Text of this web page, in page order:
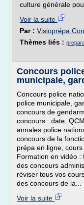
culture générale
Voir la suite
Par : Visioprépa
Thèmes liés :
Concours
municipale,
Concours police
police municipale,
concours de
concours : date,
annales police
concours de la
prépa en ligne,
Formation en vidéo
des concours
réviser tous vos
des concours de la...
Voir la suite